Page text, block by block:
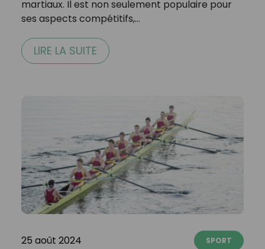
martiaux. Il est non seulement populaire pour
ses aspects compétitifs,…
LIRE LA SUITE
25 août 2024 SPORT